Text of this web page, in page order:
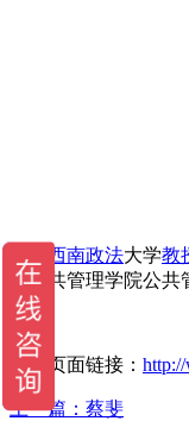
西南政法大学教
与公共管理学院公
当前页面链接：
上一篇： 蔡斐